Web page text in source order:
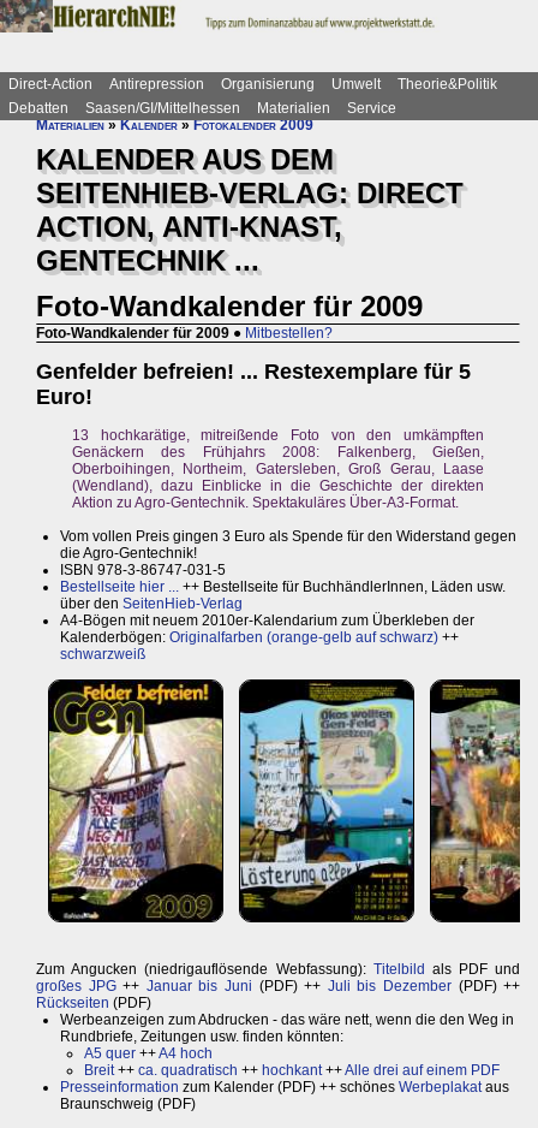
Direct-Action Antirepression Organisierung Umwelt
Theorie&Politik
Debatten
Saasen/GI/Mittelhessen Materialien
Service
Materialien»Kalender»Fotokalender 2009
KALENDER AUS DEM
SEITENHIEB-VERLAG: DIRECT
ACTION, ANTI-KNAST,
GENTECHNIK ...
Foto-Wandkalender für 2009
Foto-Wandkalender für 2009 ● Mitbestellen?
Genfelder befreien! ... Restexemplare für 5
Euro!
13 hochkarätige, mitreißende Foto von den umkämpften
Genäckern des Frühjahrs 2008: Falkenberg, Gießen,
Oberboihingen, Northeim, Gatersleben, Groß Gerau, Laase
(Wendland), dazu Einblicke in die Geschichte der direkten
Aktion zu Agro-Gentechnik. Spektakuläres Über-A3-Format.
Vom vollen Preis gingen 3 Euro als Spende für den Widerstand gegen
die Agro-Gentechnik!
ISBN 978-3-86747-031-5
Bestellseite hier ... ++ Bestellseite für BuchhändlerInnen, Läden usw.
über den SeitenHieb-Verlag
A4-Bögen mit neuem 2010er-Kalendarium zum Überkleben der
Kalenderbögen: Originalfarben (orange-gelb auf schwarz) ++
schwarzweiß
Zum Angucken (niedrigauflösende Webfassung): Titelbild als PDF und
großes JPG++ Januar bis Juni (PDF) ++ Juli bis Dezember (PDF) ++
Rückseiten (PDF)
Werbeanzeigen zum Abdrucken - das wäre nett, wenn die den Weg in
Rundbriefe, Zeitungen usw. finden könnten:
A5 quer ++A4 hoch
Breit++ ca. quadratisch ++ hochkant++Alle drei auf einem PDF
Presseinformation zum Kalender (PDF) ++ schönes Werbeplakataus
Braunschweig (PDF)